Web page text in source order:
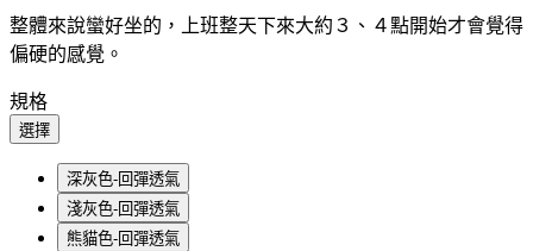
整體來說蠻好坐的，上班整天下來大約３、４點開始才會覺得
偏硬的感覺。
規格
選擇
深灰色-回彈透氣
淺灰色-回彈透氣
熊貓色-回彈透氣